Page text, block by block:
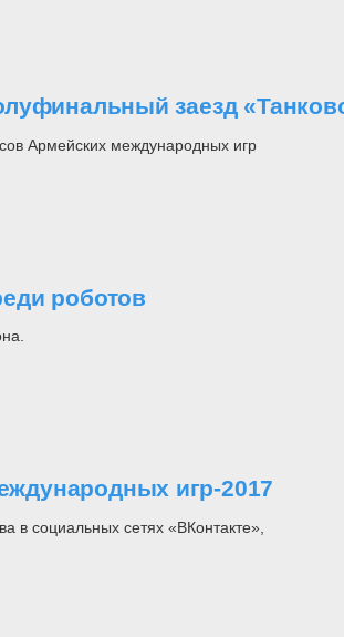
заезд
Армейских международных игр
роботов
игр-2017
в социальных сетях «ВКонтакте»,